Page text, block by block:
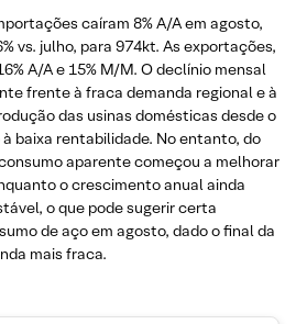
caíram 8% A/A em agosto,
vs. julho, para 974kt. As exportações,
A/A e 15% M/M. O declínio mensal
frente à fraca demanda regional e à
das usinas domésticas desde o
baixa rentabilidade. No entanto, do
aparente começou a melhorar
o crescimento anual ainda
o que pode sugerir certa
de aço em agosto, dado o final da
mais fraca.